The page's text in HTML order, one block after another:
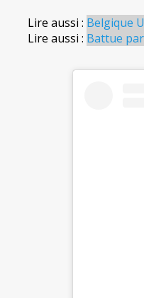
Lire aussi : Belgique
Lire aussi : Battue